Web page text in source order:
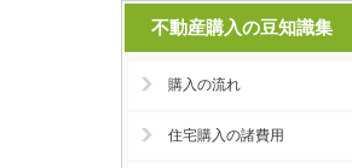
不動産購入の豆知識集
購入の流れ
住宅購入の諸費用